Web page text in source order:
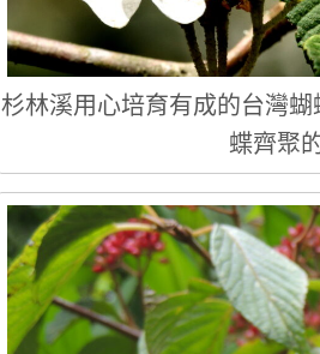
杉林溪用心培育有成的台灣
蝶齊聚